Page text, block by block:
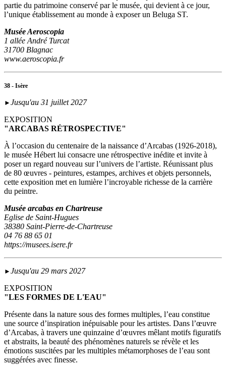
partie du patrimoine conservé par le musée, qui devient à ce jour,
l’unique établissement au monde à exposer un Beluga ST.
Musée Aeroscopia
1 allée André Turcat
31700 Blagnac
www.aeroscopia.fr
38 - Isère
► Jusqu'au 31 juillet 2027
EXPOSITION
"ARCABAS RÉTROSPECTIVE"
À l’occasion du centenaire de la naissance d’Arcabas (1926-2018),
le musée Hébert lui consacre une rétrospective inédite et invite à
poser un regard nouveau sur l’univers de l’artiste. Réunissant plus
de 80 œuvres - peintures, estampes, archives et objets personnels,
cette exposition met en lumière l’incroyable richesse de la carrière
du peintre.
Musée arcabas en Chartreuse
Eglise de Saint-Hugues
38380 Saint-Pierre-de-Chartreuse
04 76 88 65 01
https://musees.isere.fr
► Jusqu'au 29 mars 2027
EXPOSITION
"LES FORMES DE L'EAU"
Présente dans la nature sous des formes multiples, l’eau constitue
une source d’inspiration inépuisable pour les artistes. Dans l’œuvre
d’Arcabas, à travers une quinzaine d’œuvres mêlant motifs figuratifs
et abstraits, la beauté des phénomènes naturels se révèle et les
émotions suscitées par les multiples métamorphoses de l’eau sont
suggérées avec finesse.